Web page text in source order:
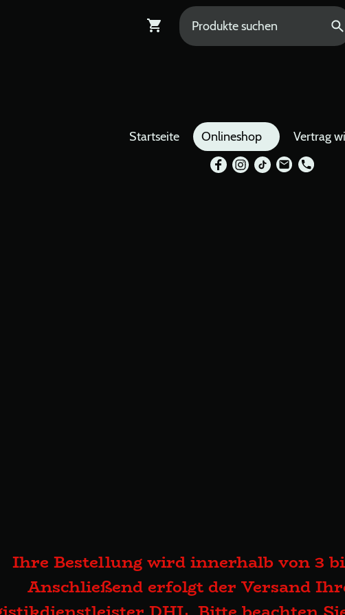
Startseite Onlineshop Vertrag
Ihre Bestellung wird innerhalb von 3
Anschließend erfolgt der Versand